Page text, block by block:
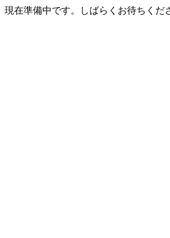
現在準備中です。しばらくお待ちくだ